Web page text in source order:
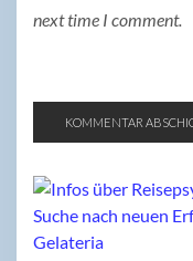
next time I comment.